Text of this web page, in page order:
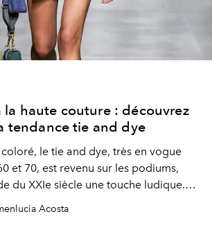
la haute couture : découvrez
tendance tie and dye
le tie and dye, très en vogue
et 70, est revenu sur les podiums,
du XXIe siècle une touche ludique.
Acosta